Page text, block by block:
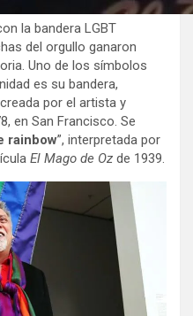
la bandera LGBT
del orgullo ganaron
Uno de los símbolos
es su bandera,
por el artista y
en San Francisco. Se
rainbow”, interpretada por
El Mago de Oz de 1939.